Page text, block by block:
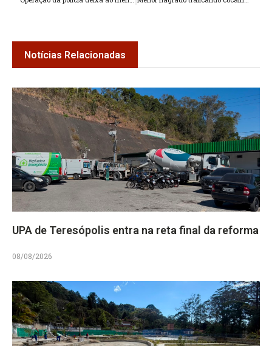
Notícias Relacionadas
UPA de Teresópolis entra na reta final da reforma
08/08/2026